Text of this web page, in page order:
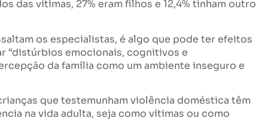
das vítimas, 27% eram filhos e 12,4% tinham outro
os especialistas, é algo que pode ter efeitos
“distúrbios emocionais, cognitivos e
da família como um ambiente inseguro e
que testemunham violência doméstica têm
na vida adulta, seja como vítimas ou como